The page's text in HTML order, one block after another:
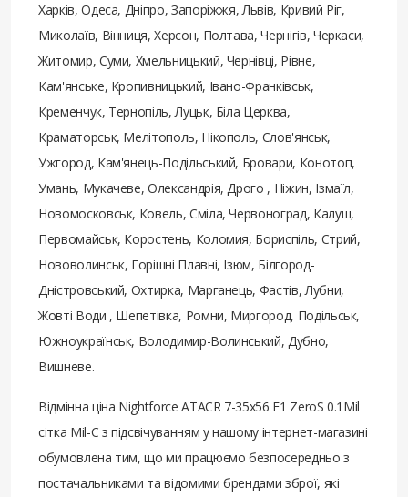
Харків, Одеса, Дніпро, Запоріжжя, Львів, Кривий Ріг,
Миколаїв, Вінниця, Херсон, Полтава, Чернігів, Черкаси,
Житомир, Суми, Хмельницький, Чернівці, Рівне,
Кам'янське, Кропивницький, Івано-Франківськ,
Кременчук, Тернопіль, Луцьк, Біла Церква,
Краматорськ, Мелітополь, Нікополь, Слов'янськ,
Ужгород, Кам'янець-Подільський, Бровари, Конотоп,
Умань, Мукачеве, Олександрія, Дрого , Ніжин, Ізмаїл,
Новомосковськ, Ковель, Сміла, Червоноград, Калуш,
Первомайськ, Коростень, Коломия, Бориспіль, Стрий,
Нововолинськ, Горішні Плавні, Ізюм, Білгород-
Дністровський, Охтирка, Марганець, Фастів, Лубни,
Жовті Води , Шепетівка, Ромни, Миргород, Подільськ,
Южноукраїнськ, Володимир-Волинський, Дубно,
Вишневе.
Відмінна ціна Nightforce ATACR 7-35x56 F1 ZeroS 0.1Mil
сітка Mil-C з підсвічуванням у нашому інтернет-магазині
обумовлена ​​тим, що ми працюємо безпосередньо з
постачальниками та відомими брендами зброї, які